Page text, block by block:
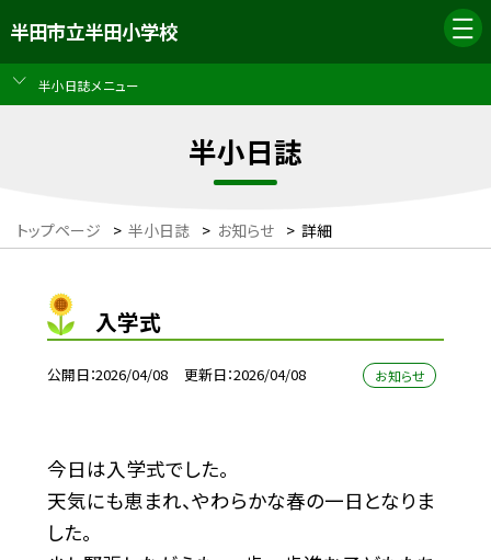
半田市立半田小学校
半小日誌メニュー
半小日誌
トップページ > 半小日誌 > お知らせ > 詳細
入学式
公開日 2026/04/08 更新日 2026/04/08 お知らせ
今日は入学式でした。
天気にも恵まれ、やわらかな春の一日となりま
した。